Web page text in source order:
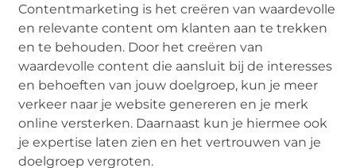
Contentmarketing is het creëren van waardevolle
en relevante content om klanten aan te trekken
en te behouden. Door het creëren van
waardevolle content die aansluit bij de interesses
en behoeften van jouw doelgroep, kun je meer
verkeer naar je website genereren en je merk
online versterken. Daarnaast kun je hiermee ook
je expertise laten zien en het vertrouwen van je
doelgroep vergroten.